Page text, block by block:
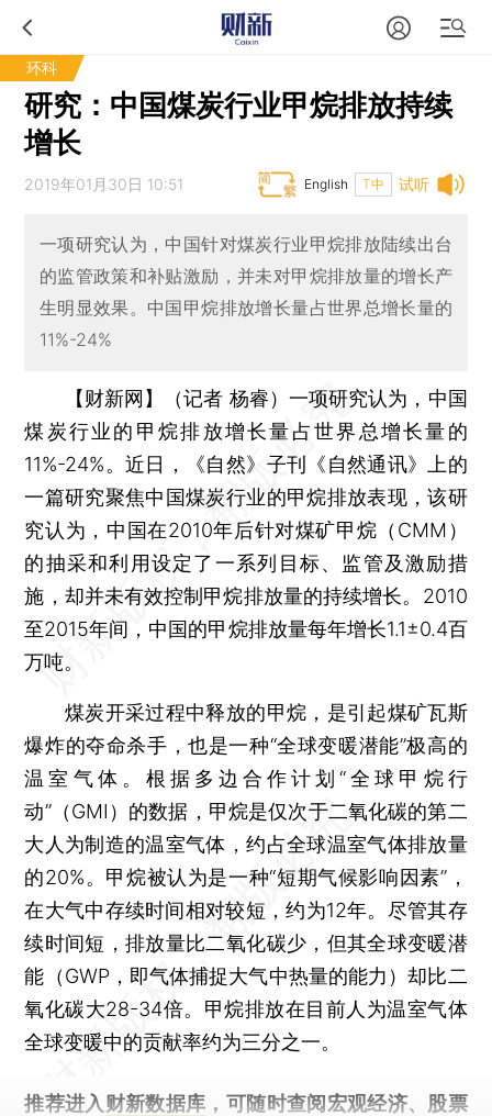
环科
研究：中国煤炭行业甲烷排放持续
增长
试听
2019年01月30日 10:51 T中
English
一项研究认为，中国针对煤炭行业甲烷排放陆续出台
的监管政策和补贴激励，并未对甲烷排放量的增长产
生明显效果。中国甲烷排放增长量占世界总增长量的
11%-24%
【财新网】（记者 杨睿） 一项研究认为，中国
煤炭行业的甲烷排放增长量占世界总增长量的
11%-24%。近日，《自然》子刊《自然通讯》上的
一篇研究聚焦中国煤炭行业的甲烷排放表现，该研
究认为，中国在2010年后针对煤矿甲烷（CMM）
的抽采和利用设定了一系列目标、监管及激励措
施，却并未有效控制甲烷排放量的持续增长。2010
至2015年间，中国的甲烷排放量每年增长1.1±0.4百
万吨。
煤炭开采过程中释放的甲烷，是引起煤矿瓦斯
爆炸的夺命杀手，也是一种“全球变暖潜能”极高的
温室气体。根据多边合作计划“全球甲烷行
动”（GMI）的数据，甲烷是仅次于二氧化碳的第二
大人为制造的温室气体，约占全球温室气体排放量
的20%。甲烷被认为是一种“短期气候影响因素”，
在大气中存续时间相对较短，约为12年。尽管其存
续时间短，排放量比二氧化碳少，但其全球变暖潜
能（GWP，即气体捕捉大气中热量的能力）却比二
氧化碳大28-34倍。甲烷排放在目前人为温室气体
全球变暖中的贡献率约为三分之一。
推荐进入 财新数据库 ，可随时查阅宏观经济、股票